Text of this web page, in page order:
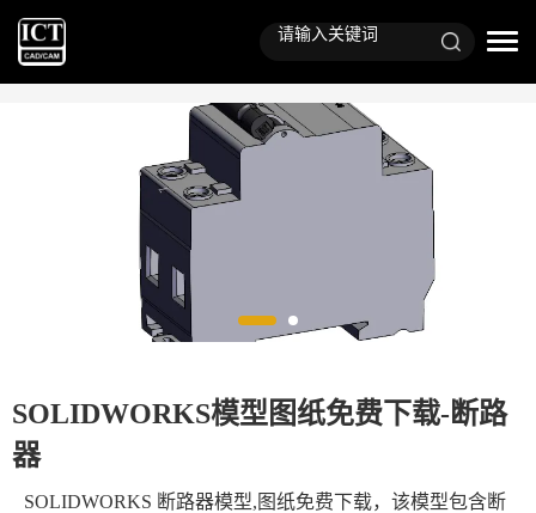
SOLIDWORKS模型图纸免费下载-断路
器
SOLIDWORKS 断路器模型,图纸免费下载，该模型包含断